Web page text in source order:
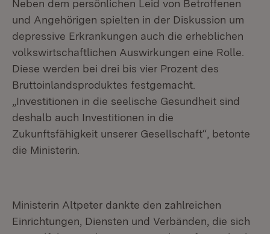
Neben dem persönlichen Leid von Betroffenen
und Angehörigen spielten in der Diskussion um
depressive Erkrankungen auch die erheblichen
volkswirtschaftlichen Auswirkungen eine Rolle.
Diese werden bei drei bis vier Prozent des
Bruttoinlandsproduktes festgemacht.
„Investitionen in die seelische Gesundheit sind
deshalb auch Investitionen in die
Zukunftsfähigkeit unserer Gesellschaft“, betonte
die Ministerin.
Ministerin Altpeter dankte den zahlreichen
Einrichtungen, Diensten und Verbänden, die sich